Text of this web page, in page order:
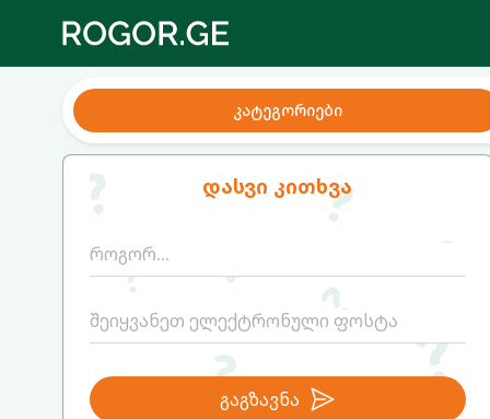
კატეგორიები
დასვი კითხვა
გაგზავნა